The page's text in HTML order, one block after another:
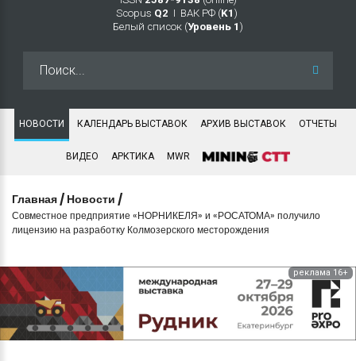
Scopus Q2 Ι ВАК РФ (K1 )
Белый список (Уровень 1 )
НОВОСТИ КАЛЕНДАРЬ ВЫСТАВОК АРХИВ ВЫСТАВОК ОТЧЕТЫ
ВИДЕО АРКТИКА MWR
Главная / Новости /
Совместное предприятие «НОРНИКЕЛЯ» и «РОСАТОМА» получило
лицензию на разработку Колмозерского месторождения
реклама 16+